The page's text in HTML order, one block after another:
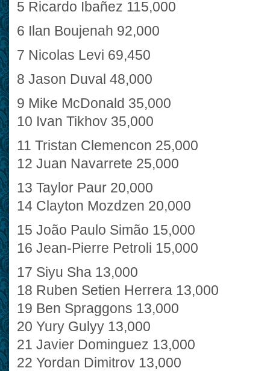
5 Ricardo Ibañez 115,000
6 Ilan Boujenah 92,000
7 Nicolas Levi 69,450
8 Jason Duval 48,000
9 Mike McDonald 35,000
10 Ivan Tikhov 35,000
11 Tristan Clemencon 25,000
12 Juan Navarrete 25,000
13 Taylor Paur 20,000
14 Clayton Mozdzen 20,000
15 João Paulo Simão 15,000
16 Jean-Pierre Petroli 15,000
17 Siyu Sha 13,000
18 Ruben Setien Herrera 13,000
19 Ben Spraggons 13,000
20 Yury Gulyy 13,000
21 Javier Dominguez 13,000
22 Yordan Dimitrov 13,000